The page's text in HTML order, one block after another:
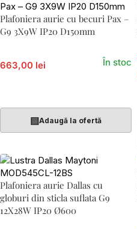
Plafoniera aurie cu becuri Pax –
G9 3X9W IP20 D150mm
663,00 lei În stoc
▤Adaugă la ofertă
Plafoniera aurie Dallas cu
globuri din sticla suflata G9
12X28W IP20 Ø600